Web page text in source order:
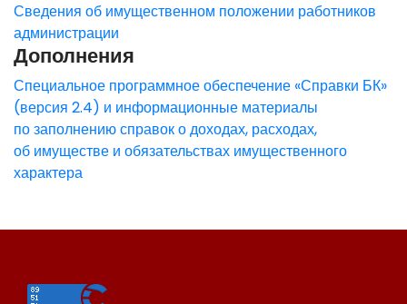
Сведения об имущественном положении работников
администрации
Дополнения
Специальное программное обеспечение «Справки БК»
(версия 2.4) и информационные материалы
по заполнению справок о доходах, расходах,
об имуществе и обязательствах имущественного
характера